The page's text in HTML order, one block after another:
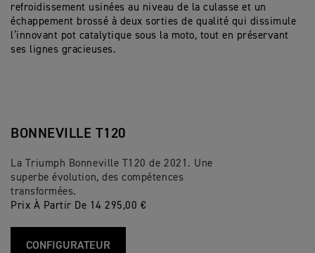
refroidissement usinées au niveau de la culasse et un
échappement brossé à deux sorties de qualité qui dissimule
l’innovant pot catalytique sous la moto, tout en préservant
ses lignes gracieuses.
BONNEVILLE T120
La Triumph Bonneville T120 de 2021. Une
superbe évolution, des compétences
transformées.
Prix À Partir De 14 295,00 €
CONFIGURATEUR